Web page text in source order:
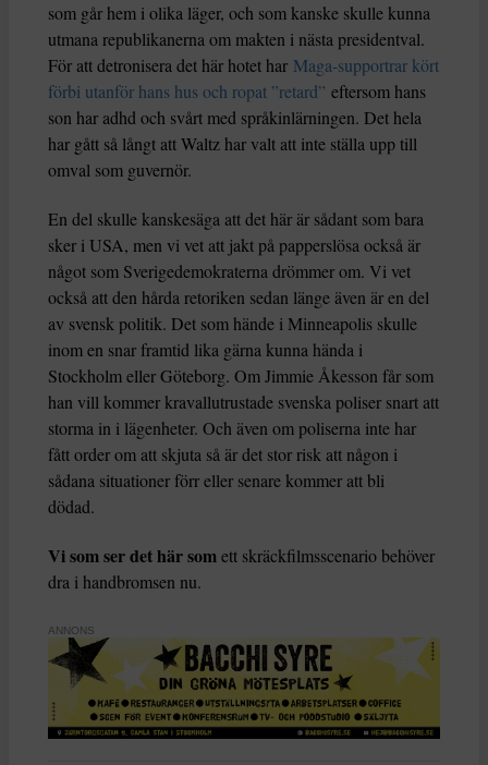
som går hem i olika läger, och som kanske skulle kunna
utmana republikanerna om makten i nästa presidentval.
För att detronisera det här hotet har Maga-supportrar kört
förbi utanför hans hus och ropat ”retard” eftersom hans
son har adhd och svårt med språkinlärningen. Det hela
har gått så långt att Waltz har valt att inte ställa upp till
omval som guvernör.
En del skulle kanskesäga att det här är sådant som bara
sker i USA, men vi vet att jakt på papperslösa också är
något som Sverigedemokraterna drömmer om. Vi vet
också att den hårda retoriken sedan länge även är en del
av svensk politik. Det som hände i Minneapolis skulle
inom en snar framtid lika gärna kunna hända i
Stockholm eller Göteborg. Om Jimmie Åkesson får som
han vill kommer kravallutrustade svenska poliser snart att
storma in i lägenheter. Och även om poliserna inte har
fått order om att skjuta så är det stor risk att någon i
sådana situationer förr eller senare kommer att bli
dödad.
Vi som ser det här somett skräckfilmsscenario behöver
dra i handbromsen nu.
ANNONS